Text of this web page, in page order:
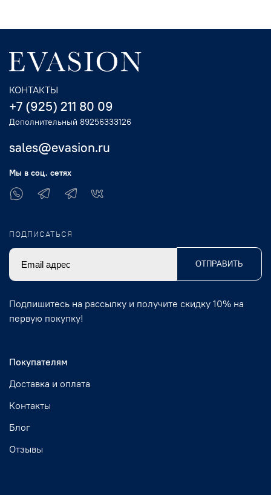
Покупателям
Доставка и оплата
Контакты
Блог
Отзывы
КОНТАКТЫ
+7 (925) 211 80 09
Дополнительный 89256333126
sales@evasion.ru
Мы в соц. сетях
ПОДПИСАТЬСЯ
ОТПРАВИТЬ
Подпишитесь на рассылку и получите скидку 10% на
первую покупку!